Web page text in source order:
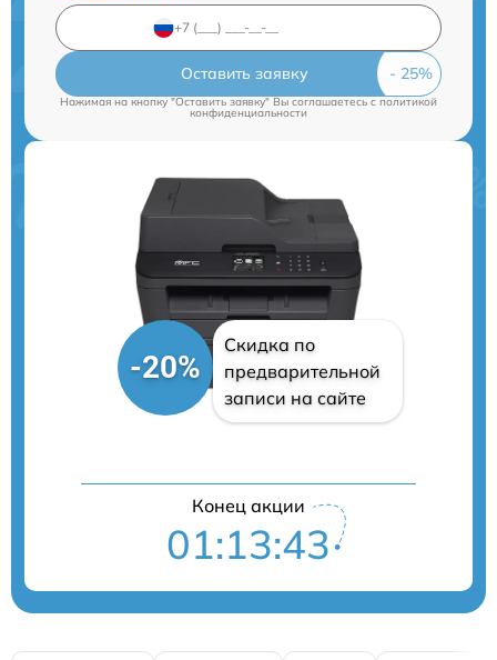
Оставить заявку
Нажимая на кнопку "Оставить заявку" Вы соглашаетесь cполитикой
конфиденциальности
-20%
Скидка по
предварительной
записи на сайте
Конец акции
01:13:42